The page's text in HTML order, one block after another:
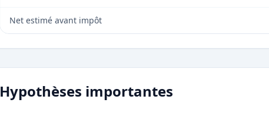
Net estimé avant impôt
Hypothèses importantes